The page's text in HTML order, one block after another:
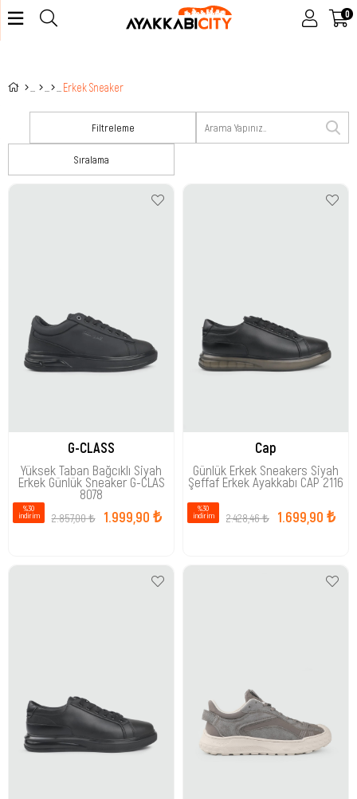
0
Erkek Sneaker
Filtreleme
Sıralama
G-CLASS
Yüksek Taban Bağcıklı Siyah
Erkek Günlük Sneaker G-CLAS
8078
1.999,90 ₺
2.857,00 ₺
%30
i̇ndirim
Cap
Günlük Erkek Sneakers Siyah
Şeffaf Erkek Ayakkabı CAP 2116
1.699,90 ₺
2.428,46 ₺
%30
i̇ndirim